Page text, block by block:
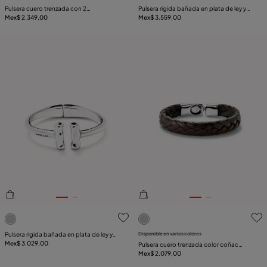
Pulsera cuero trenzada con 2
circunferencias bañadas en plata de ley
Mex$ 2.349,00
Pulsera rigida bañada en plata de ley y
dos tubos largos en extremos
Mex$ 3.559,00
5de 5 Valoración del cliente
Pulsera rigida bañada en plata de ley y
dos tubos en sus extremos
Mex$ 3.029,00
5de 5 Valoración del cliente
Disponible en varios colores
Pulsera cuero trenzada color coñac
bañada en plata de ley
Mex$ 2.079,00